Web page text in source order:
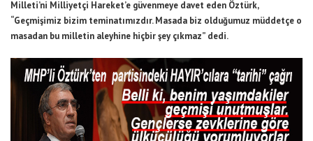
Milleti’ni Milliyetçi Hareket’e güvenmeye davet eden Öztürk,
“Geçmişimiz bizim teminatımızdır. Masada biz olduğumuz müddetçe o
masadan bu milletin aleyhine hiçbir şey çıkmaz” dedi.